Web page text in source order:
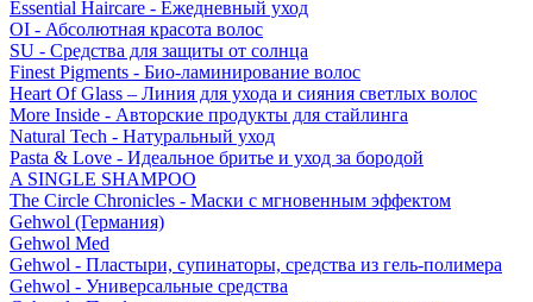
Essential Haircare - Eжедневный уход
OI - Абсолютная красота волос
SU - Средства для защиты от солнца
Finest Pigments - Био-ламинирование волос
Heart Of Glass – Линия для ухода и сияния светлых волос
More Inside - Авторские продукты для стайлинга
Natural Tech - Натуральный уход
Pasta & Love - Идеальное бритье и уход за бородой
A SINGLE SHAMPOO
The Circle Chronicles - Маски с мгновенным эффектом
Gehwol (Германия)
Gehwol Med
Gehwol - Пластыри, супинаторы, средства из гель-полимера
Gehwol - Универсальные средства